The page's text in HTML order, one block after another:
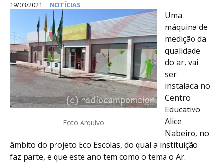
19/03/2021 NOTÍCIAS
Foto Arquivo
Uma
máquina de
medição da
qualidade
do ar, vai
ser
instalada no
Centro
Educativo
Alice
Nabeiro, no
âmbito do projeto Eco Escolas, do qual a instituição
faz parte, e que este ano tem como o tema o Ar.